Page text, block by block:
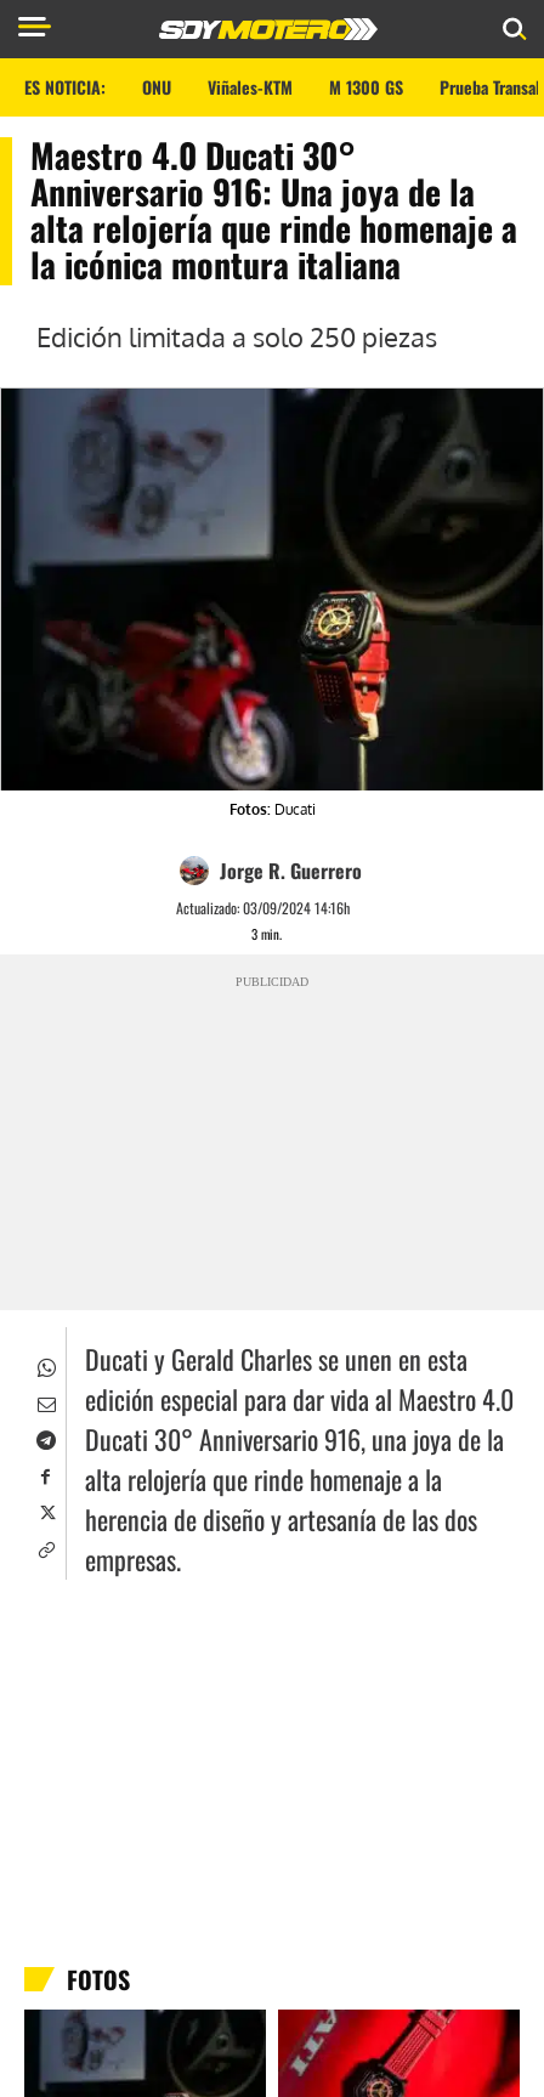
ES NOTICIA: ONU Viñales-KTM M 1300 GS Prueba
Maestro 4.0 Ducati 30°
Anniversario 916: Una joya de la
alta relojería que rinde homenaje a
la icónica montura italiana
Edición limitada a solo 250 piezas
Fotos:Ducati
Jorge R. Guerrero
Actualizado:03/09/2024 14:16h
3min.
PUBLICIDAD
Ducati y Gerald Charles se unen en esta
edición especial para dar vida al Maestro 4.0
Ducati 30° Anniversario 916, una joya de la
alta relojería que rinde homenaje a la
herencia de diseño y artesanía de las dos
empresas.
FOTOS